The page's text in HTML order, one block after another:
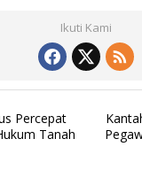
Ikuti Kami
Percepat
Tanah